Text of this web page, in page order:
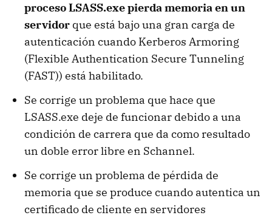
proceso LSASS.exe pierda memoria en un
servidor que está bajo una gran carga de
autenticación cuando Kerberos Armoring
(Flexible Authentication Secure Tunneling
(FAST)) está habilitado.
Se corrige un problema que hace que
LSASS.exe deje de funcionar debido a una
condición de carrera que da como resultado
un doble error libre en Schannel.
Se corrige un problema de pérdida de
memoria que se produce cuando autentica un
certificado de cliente en servidores